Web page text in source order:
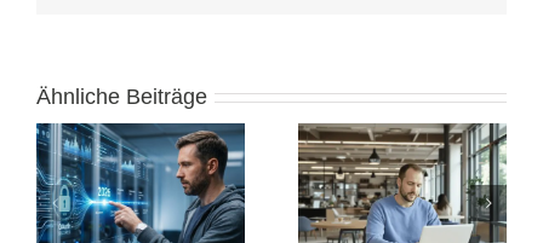
Ähnliche Beiträge